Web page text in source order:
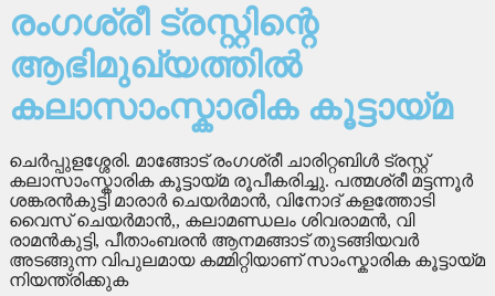
രംഗശ്രീ ട്രസ്റ്റിന്റെ
ആഭിമുഖ്യത്തിൽ
കലാസാംസ്കാരിക കൂട്ടായ്മ
ചെർപ്പുളശ്ശേരി. മാങ്ങോട് രംഗശ്രീ ചാരിറ്റബിൾ ട്രസ്റ്റ്
കലാസാംസ്കാരിക കൂട്ടായ്മ രൂപീകരിച്ചു. പത്മശ്രീ മട്ടന്നൂർ
ശങ്കരൻകുട്ടി മാരാർ ചെയർമാൻ, വിനോദ് കളത്തോടി
വൈസ് ചെയർമാൻ,, കലാമണ്ഡലം ശിവരാമൻ, വി
രാമൻകുട്ടി, പീതാംബരൻ ആനമങ്ങാട് തുടങ്ങിയവർ
അടങ്ങുന്ന വിപുലമായ കമ്മിറ്റിയാണ് സാംസ്കാരിക കൂട്ടായ്മ
നിയന്ത്രിക്കുക